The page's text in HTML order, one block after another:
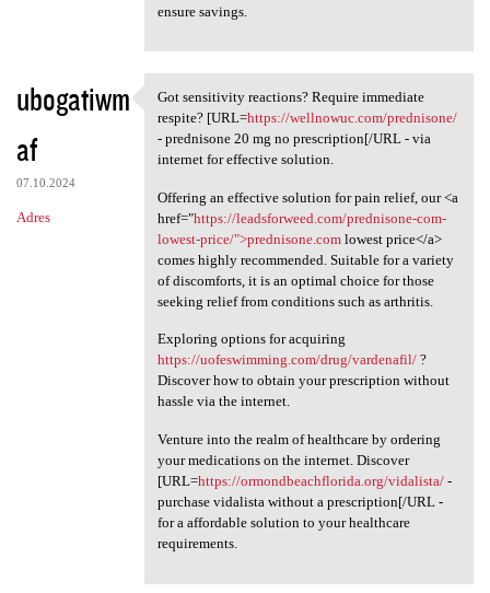
ensure savings.
ubogatiwm
af
07.10.2024
Adres
Got sensitivity reactions?
Got sensitivity reactions? Require immediate
respite? [URL=https://wellnowuc.com/prednisone/
- prednisone 20 mg no prescription[/URL - via
internet for effective solution.
Offering an effective solution for pain relief, our <a
href="https://leadsforweed.com/prednisone-com-
lowest-price/">prednisone.comlowest price</a>
comes highly recommended. Suitable for a variety
of discomforts, it is an optimal choice for those
seeking relief from conditions such as arthritis.
Exploring options for acquiring
https://uofeswimming.com/drug/vardenafil/?
Discover how to obtain your prescription without
hassle via the internet.
Venture into the realm of healthcare by ordering
your medications on the internet. Discover
[URL=https://ormondbeachflorida.org/vidalista/-
purchase vidalista without a prescription[/URL -
for a affordable solution to your healthcare
requirements.